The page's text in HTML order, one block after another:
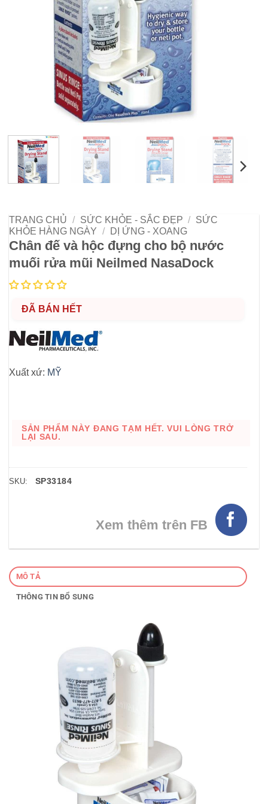
TRANG CHỦ / SỨC KHỎE - SẮC ĐẸP / SỨC
KHỎE HÀNG NGÀY / DỊ ỨNG - XOANG
Chân đế và hộc đựng cho bộ nước
muối rửa mũi Neilmed NasaDock
ĐÃ BÁN HẾT
Xuất xứ: MỸ
SẢN PHẨM NÀY ĐANG TẠM HẾT. VUI LÒNG TRỞ
LẠI SAU.
SKU: SP33184
Xem thêm trên FB
MÔ TẢ
THÔNG TIN BỔ SUNG